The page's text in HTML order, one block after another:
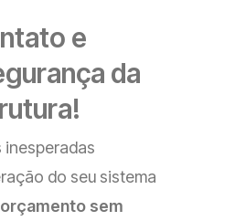
e
da
inesperadas
do seu sistema
sem